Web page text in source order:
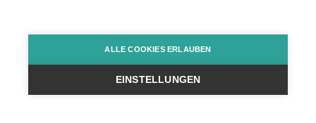
© Neutrik® AG 2025 | All Rights Reserved
ALLE COOKIES ERLAUBEN
EINSTELLUNGEN